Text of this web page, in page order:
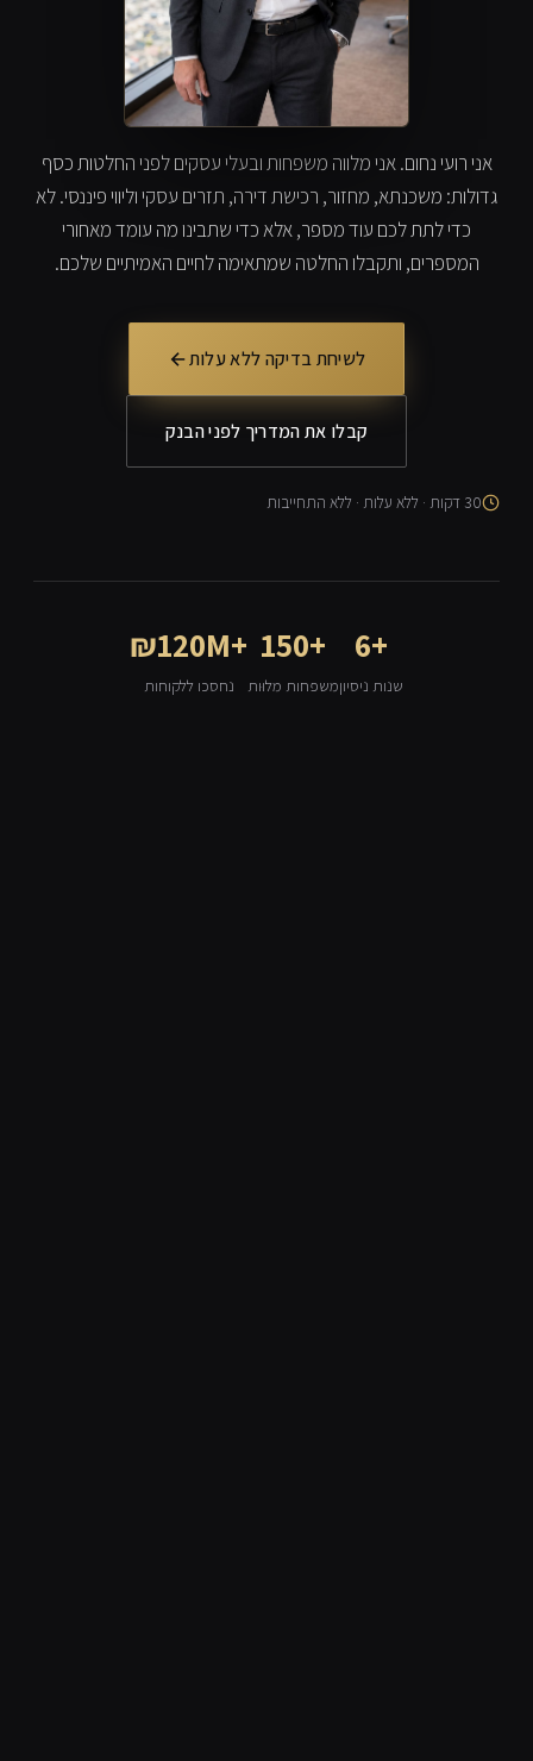
אני רועי נחום. אני מלווה משפחות ובעלי עסקים לפני החלטות כסף
גדולות: משכנתא, מחזור, רכישת דירה, תזרים עסקי וליווי פיננסי. לא
כדי לתת לכם עוד מספר, אלא כדי שתבינו מה עומד מאחורי
המספרים, ותקבלו החלטה שמתאימה לחיים האמיתיים שלכם.
לשיחת בדיקה ללא עלות
קבלו את המדריך לפני הבנק
30 דקות · ללא עלות · ללא התחייבות
6+
שנות ניסיון
150+
משפחות מלוּות
₪120M+
נחסכו ללקוחות